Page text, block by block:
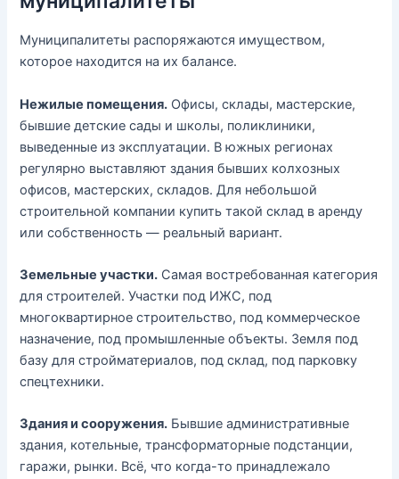
Муниципалитеты распоряжаются имуществом,
которое находится на их балансе.
Нежилые помещения. Офисы, склады, мастерские,
бывшие детские сады и школы, поликлиники,
выведенные из эксплуатации. В южных регионах
регулярно выставляют здания бывших колхозных
офисов, мастерских, складов. Для небольшой
строительной компании купить такой склад в аренду
или собственность — реальный вариант.
Земельные участки. Самая востребованная категория
для строителей. Участки под ИЖС, под
многоквартирное строительство, под коммерческое
назначение, под промышленные объекты. Земля под
базу для стройматериалов, под склад, под парковку
спецтехники.
Здания и сооружения. Бывшие административные
здания, котельные, трансформаторные подстанции,
гаражи, рынки. Всё, что когда-то принадлежало